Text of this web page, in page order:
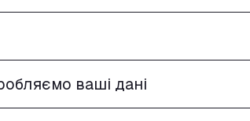
ваші дані